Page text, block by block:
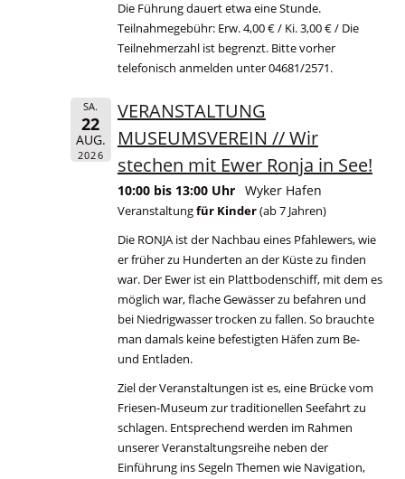
Die Führung dauert etwa eine Stunde.
Teilnahmegebühr: Erw. 4,00 € / Ki. 3,00 € / Die
Teilnehmerzahl ist begrenzt. Bitte vorher
telefonisch anmelden unter 04681/2571.
SA.
22
AUG.
2026
VERANSTALTUNG
MUSEUMSVEREIN // Wir
stechen mit Ewer Ronja in See!
10:00 bis 13:00 Uhr Wyker Hafen
Veranstaltungfür Kinder(ab 7 Jahren)
Die RONJA ist der Nachbau eines Pfahlewers, wie
er früher zu Hunderten an der Küste zu finden
war. Der Ewer ist ein Plattbodenschiff, mit dem es
möglich war, flache Gewässer zu befahren und
bei Niedrigwasser trocken zu fallen. So brauchte
man damals keine befestigten Häfen zum Be-
und Entladen.
Ziel der Veranstaltungen ist es, eine Brücke vom
Friesen-Museum zur traditionellen Seefahrt zu
schlagen. Entsprechend werden im Rahmen
unserer Veranstaltungsreihe neben der
Einführung ins Segeln Themen wie Navigation,